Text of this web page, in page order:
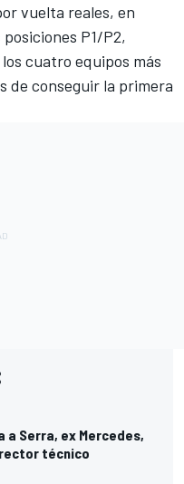
vuelta reales, en
P1/P2,
cuatro equipos más
de conseguir la primera
a Serra, ex Mercedes,
técnico